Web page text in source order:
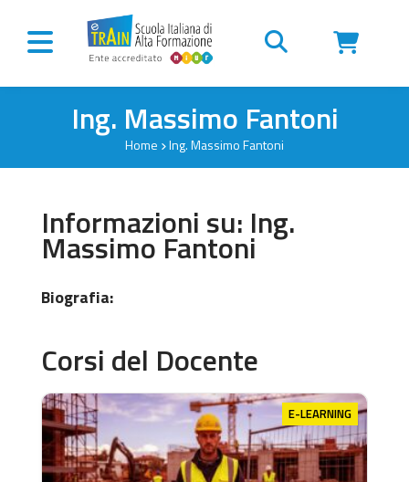
Vai al contenuto
Ing. Massimo Fantoni
Home Ing. Massimo Fantoni
Informazioni su: Ing.
Massimo Fantoni
Biografia:
Corsi del Docente
E-LEARNING